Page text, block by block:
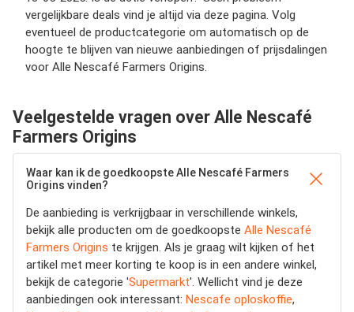
vergelijkbare deals vind je altijd via deze pagina. Volg
eventueel de productcategorie om automatisch op de
hoogte te blijven van nieuwe aanbiedingen of prijsdalingen
voor Alle Nescafé Farmers Origins.
Veelgestelde vragen over Alle Nescafé
Farmers Origins
Waar kan ik de goedkoopste Alle Nescafé Farmers
Origins vinden?
De aanbieding is verkrijgbaar in verschillende winkels,
bekijk alle producten om de goedkoopste Alle Nescafé
Farmers Origins te krijgen. Als je graag wilt kijken of het
artikel met meer korting te koop is in een andere winkel,
bekijk de categorie 'Supermarkt'. Wellicht vind je deze
aanbiedingen ook interessant: Nescafe oploskoffie,